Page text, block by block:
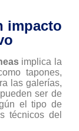
impacto
implica la
tapones,
las galerías,
ser de
el tipo de
técnicos del